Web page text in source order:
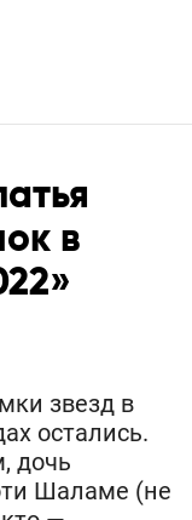
в
звезд в
остались.
дочь
Шаламе (не